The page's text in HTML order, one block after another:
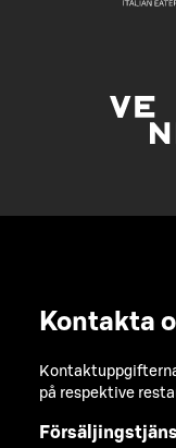
Kontakta
på respektive